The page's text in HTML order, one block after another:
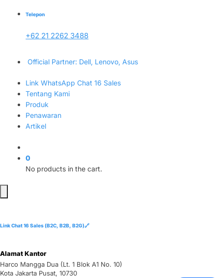
Telepon
+62 21 2262 3488
Official Partner: Dell, Lenovo, Asus
Link WhatsApp Chat 16 Sales
Tentang Kami
Produk
Penawaran
Artikel
0
No products in the cart.
Link Chat 16 Sales (B2C, B2B, B2G)🔗
Alamat Kantor
Harco Mangga Dua (Lt. 1 Blok A1 No. 10)
Kota Jakarta Pusat, 10730